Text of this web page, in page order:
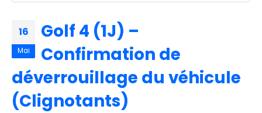
16
Mai
Golf 4 (1J) –
Confirmation de
déverrouillage du véhicule
(Clignotants)